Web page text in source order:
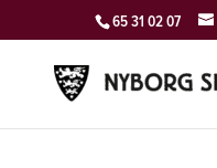
65 31 02 07